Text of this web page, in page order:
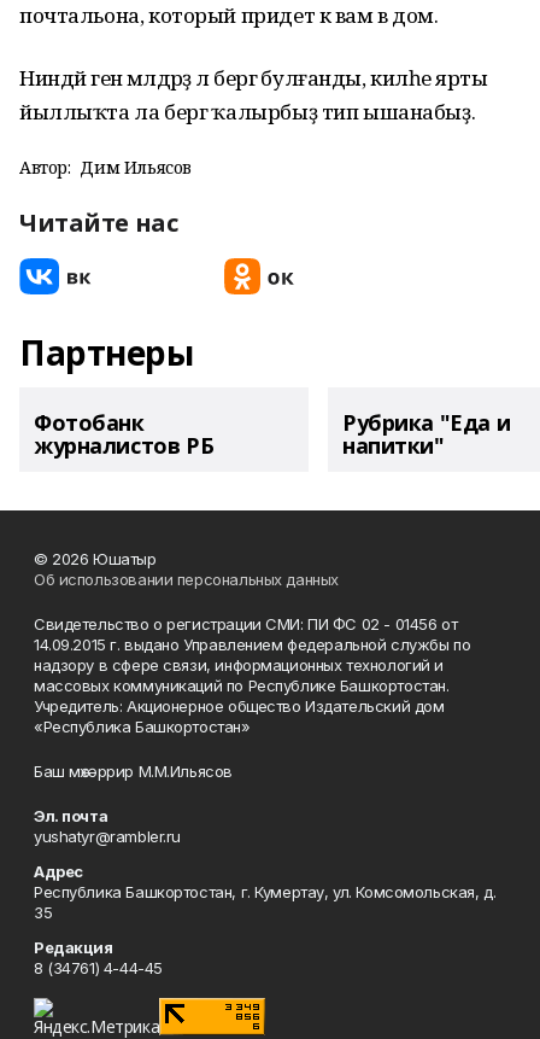
почтальона, который придет к вам в дом.
Ниндәй генә мәлдәрҙә лә бергә булғанды, киләһе ярты
йыллыҡта ла бергә ҡалырбыҙ тип ышанабыҙ.
Автор: Дим Ильясов
Читайте нас
Партнеры
Фотобанк
журналистов РБ
Рубрика "Еда и
напитки"
© 2026 Юшатыр
Об использовании персональных данных
Свидетельство о регистрации СМИ: ПИ ФС 02 - 01456 от
14.09.2015 г. выдано Управлением федеральной службы по
надзору в сфере связи, информационных технологий и
массовых коммуникаций по Республике Башкортостан.
Учредитель: Акционерное общество Издательский дом
«Республика Башкортостан»
Баш мөхәррир М.М.Ильясов
Эл. почта
yushatyr@rambler.ru
Адрес
Республика Башкортостан, г. Кумертау, ул. Комсомольская, д.
35
Редакция
8 (34761) 4-44-45